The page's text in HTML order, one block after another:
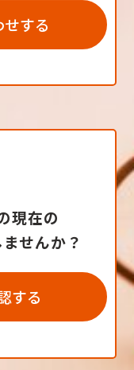
する
現在の
せんか？
する